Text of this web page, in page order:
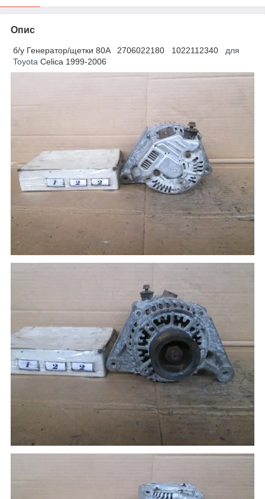
Опис
б/у Генератор/щетки 80A 2706022180 1022112340
для
Toyota Celica 1999-2006